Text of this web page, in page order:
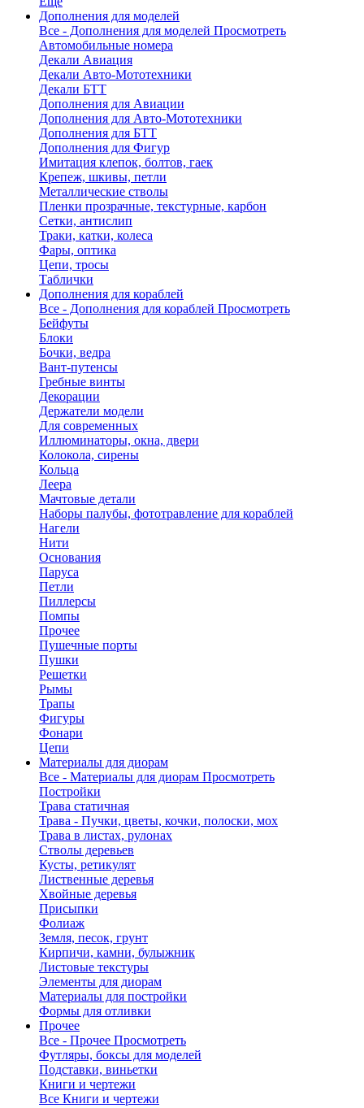
Дополнения для моделей
Все - Дополнения для моделей Просмотреть
Автомобильные номера
Декали Авиация
Декали Авто-Мототехники
Декали БТТ
Дополнения для Авиации
Дополнения для Авто-Мототехники
Дополнения для БТТ
Дополнения для Фигур
Имитация клепок, болтов, гаек
Крепеж, шкивы, петли
Металлические стволы
Пленки прозрачные, текстурные, карбон
Сетки, антислип
Траки, катки, колеса
Фары, оптика
Цепи, тросы
Таблички
Дополнения для кораблей
Все - Дополнения для кораблей Просмотреть
Бейфуты
Блоки
Бочки, ведра
Вант-путенсы
Гребные винты
Декорации
Держатели модели
Для современных
Иллюминаторы, окна, двери
Колокола, сирены
Кольца
Леера
Мачтовые детали
Наборы палубы, фототравление для кораблей
Нагели
Нити
Основания
Паруса
Петли
Пиллерсы
Помпы
Прочее
Пушечные порты
Пушки
Решетки
Рымы
Трапы
Фигуры
Фонари
Цепи
Материалы для диорам
Все - Материалы для диорам Просмотреть
Постройки
Трава статичная
Трава - Пучки, цветы, кочки, полоски, мох
Трава в листах, рулонах
Стволы деревьев
Кусты, ретикулят
Лиственные деревья
Хвойные деревья
Присыпки
Фолиаж
Земля, песок, грунт
Кирпичи, камни, булыжник
Листовые текстуры
Элементы для диорам
Материалы для постройки
Формы для отливки
Прочее
Все - Прочее Просмотреть
Футляры, боксы для моделей
Подставки, виньетки
Книги и чертежи
Все Книги и чертежи